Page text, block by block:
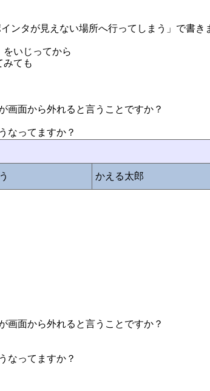
タが見えない場所へ行ってしまう」で書き
いじってから
みても
画面から外れると言うことですか？
なってますか？
かえる太郎
画面から外れると言うことですか？
なってますか？